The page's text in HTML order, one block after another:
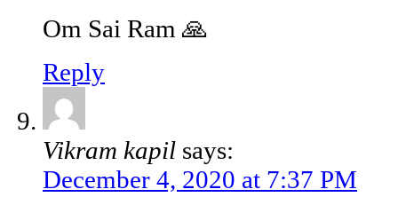
Om Sai Ram 🙏
Reply
Vikram kapil says:
December 4, 2020 at 7:37 PM